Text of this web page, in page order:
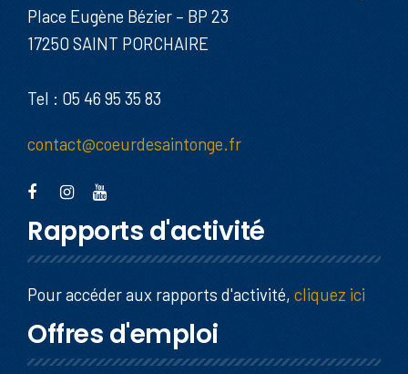
Place Eugène Bézier – BP 23
17250 SAINT PORCHAIRE
Tel : 05 46 95 35 83
contact@coeurdesaintonge.fr
Rapports d'activité
Pour accéder aux rapports d'activité, cliquez ici
Offres d'emploi